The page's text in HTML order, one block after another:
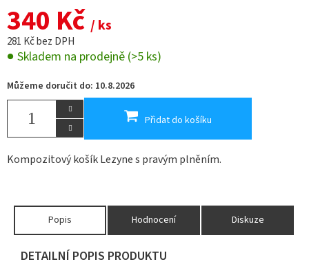
340 Kč / ks
281 Kč bez DPH
Skladem na prodejně (>5 ks)
Můžeme doručit do: 10.8.2026
Přidat do košíku
Kompozitový košík Lezyne s pravým plněním.
Popis Hodnocení Diskuze
DETAILNÍ POPIS PRODUKTU